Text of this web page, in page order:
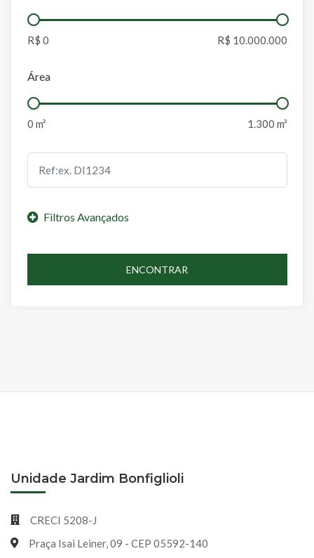
Área
ENCONTRAR
Unidade Jardim Bonfiglioli
CRECI 5208-J
Praça Isai Leiner, 09 - CEP 05592-140